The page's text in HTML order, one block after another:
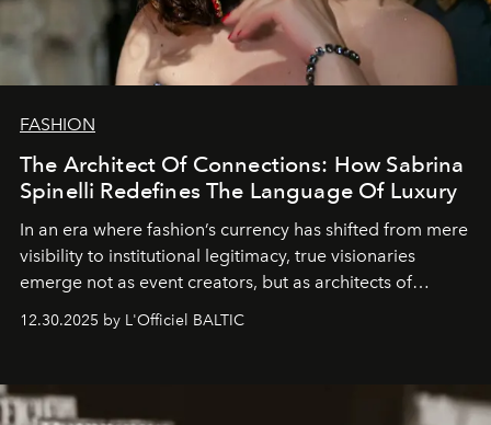
FASHION
The Architect Of Connections: How Sabrina
Spinelli Redefines The Language Of Luxury
In an era where fashion’s currency has shifted from mere
visibility to institutional legitimacy, true visionaries
emerge not as event creators, but as architects of
ecosystems.
Sabrina Spinelli
brand strategist with three decades of mastery in luxury,
framework where creativity, commerce, and culture
converge with surgical precision.
12.30.2025 by L'Officiel BALTIC